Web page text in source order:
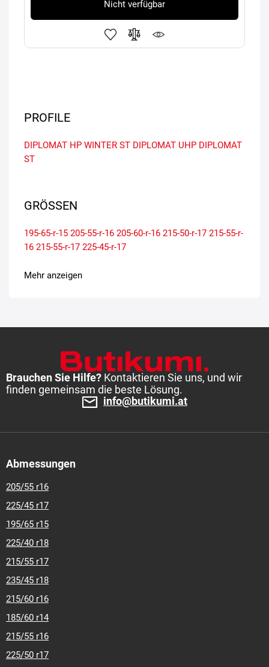
Nicht verfügbar
PROFILE
DIPLOMAT HP WINTER ST DIPLOMAT UHP DIPLOMAT
ST
GRÖSSEN
195-65-r-15 205-55-r-16 205-60-r-16 215-50-r-17 215-55-r-
16 215-55-r-17 225-45-r-17
Mehr anzeigen
Brauchen Sie Hilfe? Kontaktieren Sie uns, und wir
finden gemeinsam die beste Lösung.
info@butikumi.at
Abmessungen
205/55 r16
225/45 r17
195/65 r15
225/40 r18
215/55 r17
235/45 r18
215/60 r16
185/60 r14
215/55 r16
225/50 r17